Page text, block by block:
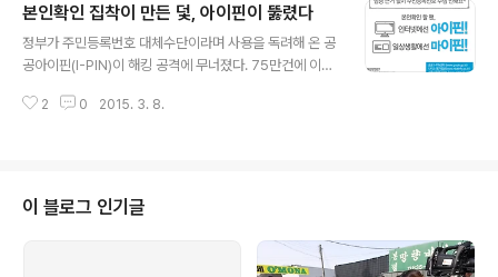
3.0의 민낯이 고스란히 드러난다. 8일 ‘서울신문’이 단독
입수한 감사청구 이유서에 따르면 정보공개센터는 “대통
령비서실은 지난 몇년간 제대로 된 정보공개처리를 하지
해했다”고 밝혔다. 특히 공개 정보를 변조했고(형법 제22
본인확인 집착이 만든 덫, 아이핀이 뚫렸다
정부가 주민등록번호 대체수단이라며 사용을 독려해 온 공
공아이핀(I-PIN)이 해킹 공격에 무너졌다. 75만건에 이르
등록번호를 대체함으로써 개인정보보호에 이바지할 것이
를 전면 재검토해야 한다고 지적한다. 행자부에 따르면 공
공아이핀 시스템이 해킹 공격을 받은 것은 2월 28일부터
3월 2일 오전까지였다. 주민등록번호 도용에 따른 아이핀
부정 발급은 있었지만 공공아이핀 시스템 자체가 외부 공
2 0 2015. 3. 8.
이 블로그 인기글